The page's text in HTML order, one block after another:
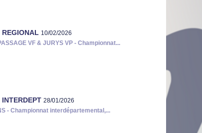
10/02/2026
VF & JURYS VP - Championnat...
28/01/2026
- Championnat interdépartemental,...